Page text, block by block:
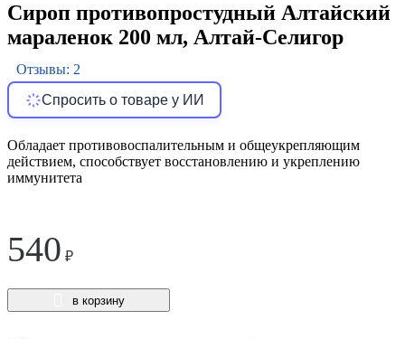
Сироп противопростудный Алтайский
мараленок 200 мл, Алтай-Селигор
Отзывы: 2
Спросить о товаре у ИИ
Обладает противовоспалительным и общеукрепляющим
действием, способствует восстановлению и укреплению
иммунитета
540 ₽
в корзину